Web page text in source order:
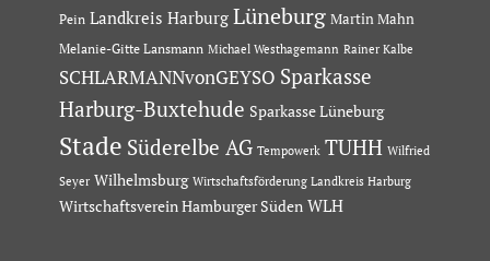
Pein Landkreis Harburg Lüneburg Martin Mahn
Melanie-Gitte Lansmann Michael Westhagemann Rainer Kalbe
SCHLARMANNvonGEYSO Sparkasse
Harburg-Buxtehude Sparkasse Lüneburg
Stade Süderelbe AG Tempowerk TUHH Wilfried
Seyer Wilhelmsburg Wirtschaftsförderung Landkreis Harburg
Wirtschaftsverein Hamburger Süden WLH